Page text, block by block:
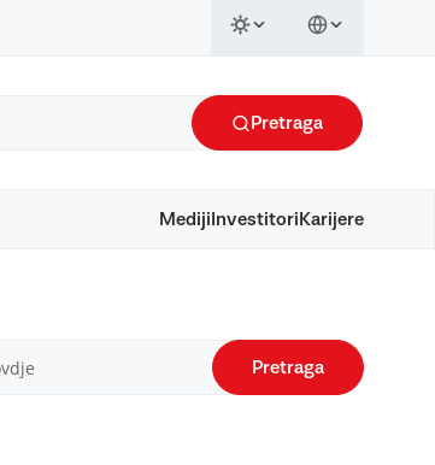
Pretraga
Mediji Investitori Karijere
Pretraga